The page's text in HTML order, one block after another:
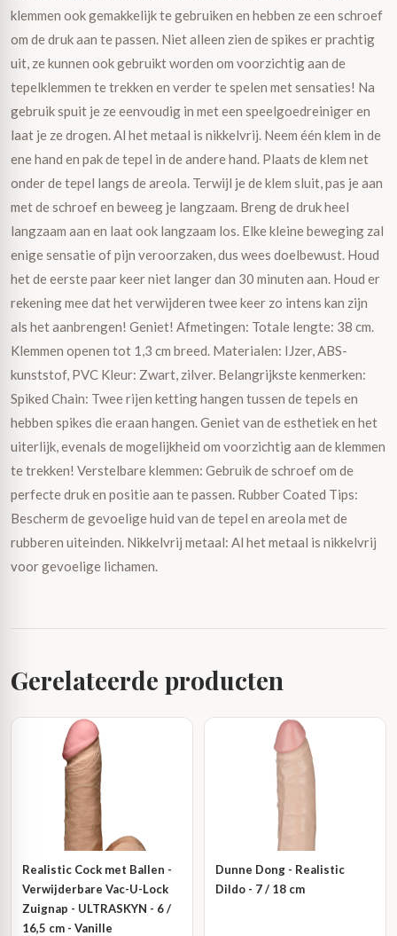
klemmen ook gemakkelijk te gebruiken en hebben ze een schroef
om de druk aan te passen. Niet alleen zien de spikes er prachtig
uit, ze kunnen ook gebruikt worden om voorzichtig aan de
tepelklemmen te trekken en verder te spelen met sensaties! Na
gebruik spuit je ze eenvoudig in met een speelgoedreiniger en
laat je ze drogen. Al het metaal is nikkelvrij. Neem één klem in de
ene hand en pak de tepel in de andere hand. Plaats de klem net
onder de tepel langs de areola. Terwijl je de klem sluit, pas je aan
met de schroef en beweeg je langzaam. Breng de druk heel
langzaam aan en laat ook langzaam los. Elke kleine beweging zal
enige sensatie of pijn veroorzaken, dus wees doelbewust. Houd
het de eerste paar keer niet langer dan 30 minuten aan. Houd er
rekening mee dat het verwijderen twee keer zo intens kan zijn
als het aanbrengen! Geniet! Afmetingen: Totale lengte: 38 cm.
Klemmen openen tot 1,3 cm breed. Materialen: IJzer, ABS-
kunststof, PVC Kleur: Zwart, zilver. Belangrijkste kenmerken:
Spiked Chain: Twee rijen ketting hangen tussen de tepels en
hebben spikes die eraan hangen. Geniet van de esthetiek en het
uiterlijk, evenals de mogelijkheid om voorzichtig aan de klemmen
te trekken! Verstelbare klemmen: Gebruik de schroef om de
perfecte druk en positie aan te passen. Rubber Coated Tips:
Bescherm de gevoelige huid van de tepel en areola met de
rubberen uiteinden. Nikkelvrij metaal: Al het metaal is nikkelvrij
voor gevoelige lichamen.
Gerelateerde producten
Realistic Cock met Ballen -
Verwijderbare Vac-U-Lock
Zuignap - ULTRASKYN - 6 /
16,5 cm - Vanille
Dunne Dong - Realistic
Dildo - 7 / 18 cm